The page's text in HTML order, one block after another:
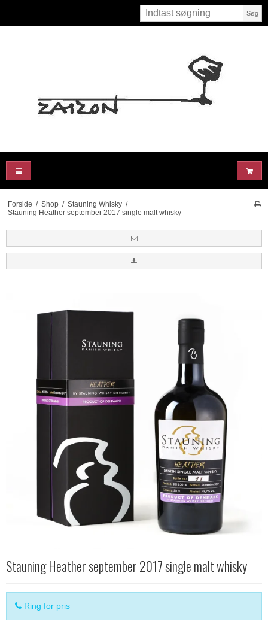
Søg
Forside / Shop / Stauning Whisky /
Stauning Heather september 2017 single malt whisky
Stauning Heather september 2017 single malt whisky
Ring for pris